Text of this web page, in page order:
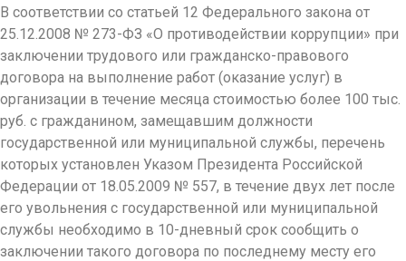
В соответствии со статьей 12 Федерального закона от
25.12.2008 № 273-ФЗ «О противодействии коррупции» при
заключении трудового или гражданско-правового
договора на выполнение работ (оказание услуг) в
организации в течение месяца стоимостью более 100 тыс.
руб. с гражданином, замещавшим должности
государственной или муниципальной службы, перечень
которых установлен Указом Президента Российской
Федерации от 18.05.2009 № 557, в течение двух лет после
его увольнения с государственной или муниципальной
службы необходимо в 10-дневный срок сообщить о
заключении такого договора по последнему месту его